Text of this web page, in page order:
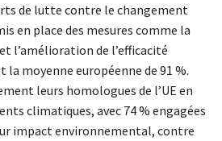
de lutte contre le changement
en place des mesures comme la
l’amélioration de l’efficacité
la moyenne européenne de 91 %.
leurs homologues de l’UE en
climatiques, avec 74 % engagées
impact environnemental, contre